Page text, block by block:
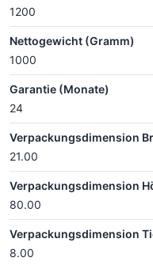
1200
Nettogewicht (Gramm)
1000
Garantie (Monate)
24
Verpackungsdimension
21.00
Verpackungsdimension
80.00
Verpackungsdimension
8.00